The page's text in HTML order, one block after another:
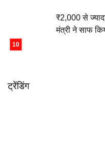
₹2,000 से
मंत्री ने साफ
ट्रेंडिंग